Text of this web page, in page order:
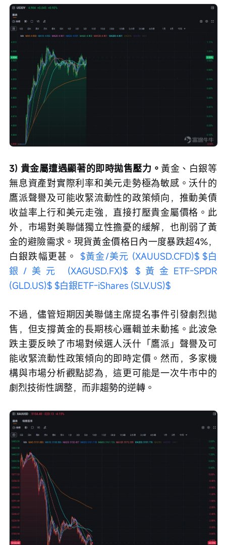
3) 貴金屬遭遇顯著的即時拋售壓力。 黃金、白銀等
無息資產對實際利率和美元走勢極為敏感。沃什的
鷹派聲譽及可能收緊流動性的政策傾向，推動美債
收益率上行和美元走強，直接打壓貴金屬價格。此
外，市場對美聯儲獨立性擔憂的緩解，也削弱了黃
金的避險需求。現貨黃金價格日內一度暴跌超4%，
白銀跌幅更甚。 $黃金/美元 (XAUUSD.CFD)$ $白
銀/美元 (XAGUSD.FX)$
$黃金ETF-SPDR
(GLD.US)$ $白銀ETF-iShares (SLV.US)$
不過，儘管短期因美聯儲主席提名事件引發劇烈拋
售，但支撐黃金的長期核心邏輯並未動搖。此波急
跌主要反映了市場對候選人沃什「鷹派」聲譽及可
能收緊流動性政策傾向的即時定價。然而，多家機
構與市場分析觀點認為，這更可能是一次牛市中的
劇烈技術性調整，而非趨勢的逆轉。